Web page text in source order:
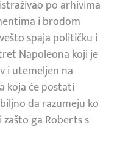
po arhivima
i brodom
spaja političku i
Napoleona koji je
i utemeljen na
koja će postati
da razumeju ko
ga Roberts s